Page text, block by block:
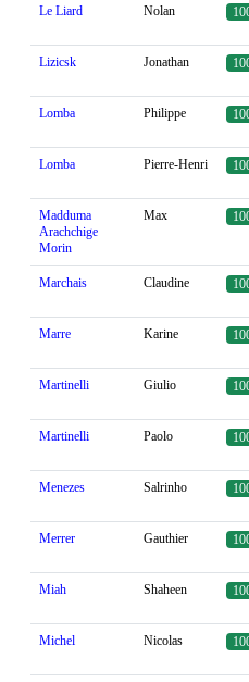
Le Liard Nolan
Lizicsk Jonathan
Lomba Philippe
Lomba Pierre-Henri
Madduma
Arachchige
Morin
Max
Marchais Claudine
Marre Karine
Martinelli Giulio
Martinelli Paolo
Menezes Salrinho
Merrer Gauthier
Miah Shaheen
Michel Nicolas